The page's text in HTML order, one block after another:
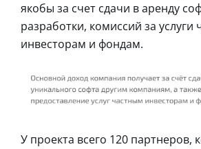
якобы за счет сдачи в аренду
разработки, комиссий за услуги
инвесторам и фондам.
У проекта всего 120 партнеров,